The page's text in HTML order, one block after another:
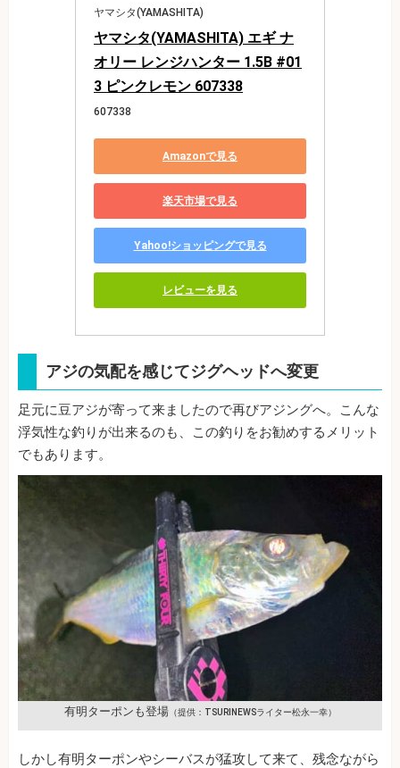
ヤマシタ(YAMASHITA)
ヤマシタ(YAMASHITA) エギ ナ
オリー レンジハンター 1.5B #01
3 ピンクレモン 607338
607338
Amazonで見る
楽天市場で見る
Yahoo!ショッピングで見る
レビューを見る
アジの気配を感じてジグヘッドへ変更
足元に豆アジが寄って来ましたので再びアジングへ。こんな
浮気性な釣りが出来るのも、この釣りをお勧めするメリット
でもあります。
有明ターポンも登場（提供：TSURINEWSライター松永一幸）
しかし有明ターポンやシーバスが猛攻して来て、残念ながら